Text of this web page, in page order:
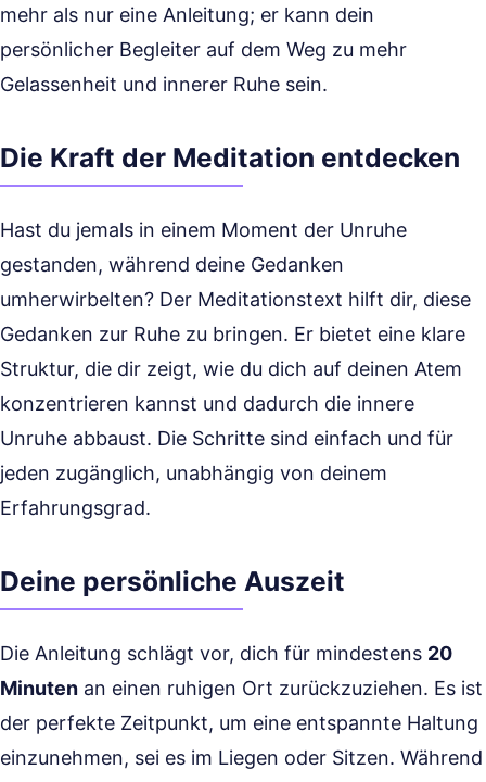
mehr als nur eine Anleitung; er kann dein
persönlicher Begleiter auf dem Weg zu mehr
Gelassenheit und innerer Ruhe sein.
Die Kraft der Meditation entdecken
Hast du jemals in einem Moment der Unruhe
gestanden, während deine Gedanken
umherwirbelten? Der Meditationstext hilft dir, diese
Gedanken zur Ruhe zu bringen. Er bietet eine klare
Struktur, die dir zeigt, wie du dich auf deinen Atem
konzentrieren kannst und dadurch die innere
Unruhe abbaust. Die Schritte sind einfach und für
jeden zugänglich, unabhängig von deinem
Erfahrungsgrad.
Deine persönliche Auszeit
Die Anleitung schlägt vor, dich für mindestens 20
Minuten an einen ruhigen Ort zurückzuziehen. Es ist
der perfekte Zeitpunkt, um eine entspannte Haltung
einzunehmen, sei es im Liegen oder Sitzen. Während